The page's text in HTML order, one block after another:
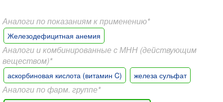
Аналоги по показаниям к применению*
Железодефицитная анемия
Аналоги и комбинированные с МНН (действующим
веществом)*
аскорбиновая кислота (витамин C) железа сульфат
Аналоги по фарм. группе*